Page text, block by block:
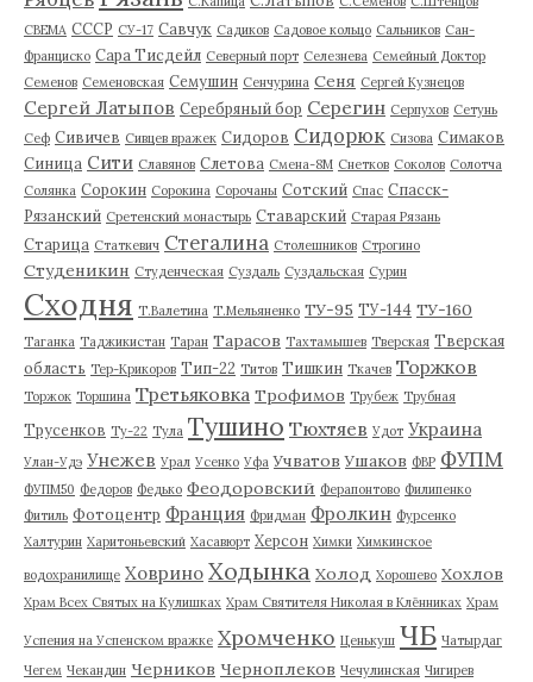
СВЕМА СССР СУ-17 Савчук Садиков Садовое кольцо Сальников Сан-
Франциско Сара Тисдейл Северный порт Селезнева Семейный Доктор
Семенов Семеновская Семушин Сенчурина Сеня Сергей Кузнецов
Сергей Латыпов Серебряный бор Серегин Серпухов Сетунь
Сеф Сивичев Сивцев вражек Сидоров Сидорюк Сизова Симаков
Синица Сити Славянов Слетова Смена-8М Снетков Соколов Солотча
Солянка Сорокин Сорокина Сорочаны Сотский Спас Спасск-
Рязанский Сретенский монастырь Ставарский Старая Рязань
Старица Статкевич Стегалина Столешников Строгино
Студеникин Студенческая Суздаль Суздальская Сурин
Сходня Т.Валетина Т.Мельяненко ТУ-95 ТУ-144 ТУ-160
Таганка Таджикистан Таран Тарасов Тахтамышев Тверская Тверская
область Тер-Крикоров Тип-22 Титов Тишкин Ткачев Торжков
Торжок Торшина Третьяковка Трофимов Трубеж Трубная
Трусенков Ту-22 Тула Тушино Тюхтяев Удот Украина
Улан-Удэ Унежев Урал Усенко Уфа Учватов Ушаков ФВР ФУПМ
ФУПМ50 Федоров Федько Феодоровский Ферапонтово Филипенко
Фитиль Фотоцентр Франция Фридман Фролкин Фурсенко
Халтурин Харитоньевский Хасавюрт Херсон Химки Химкинское
водохранилище Ховрино Ходынка Холод Хорошево Хохлов
Храм Всех Святых на Кулишках Храм Святителя Николая в Клённиках Храм
Успения на Успенском вражке Хромченко Ценькуш ЧБ Чатырдаг
Чегем Чекандин Черников Черноплеков Чечулинская Чигирев